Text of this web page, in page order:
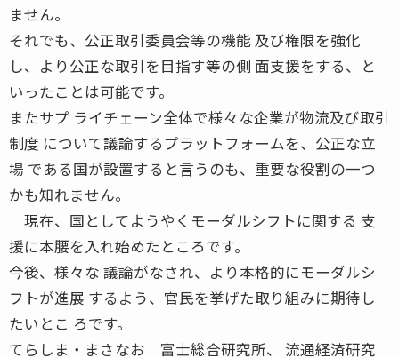
ません。
それでも、公正取引委員会等の機能 及び権限を強化
し、より公正な取引を目指す等の側 面支援をする、と
いったことは可能です。
またサプ ライチェーン全体で様々な企業が物流及び取引
制度 について議論するプラットフォームを、公正な立
場 である国が設置すると言うのも、重要な役割の一つ
かも知れません。
現在、国としてようやくモーダルシフトに関する 支
援に本腰を入れ始めたところです。
今後、様々な 議論がなされ、より本格的にモーダルシ
フトが進展 するよう、官民を挙げた取り組みに期待し
たいとこ ろです。
てらしま・まさなお 富士総合研究所、 流通経済研究